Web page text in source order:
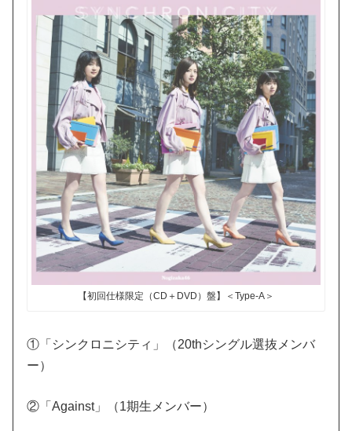
【初回仕様限定（CD＋DVD）盤】＜Type-A＞
①「シンクロニシティ」（20thシングル選抜メンバ
ー）
②「Against」（1期生メンバー）